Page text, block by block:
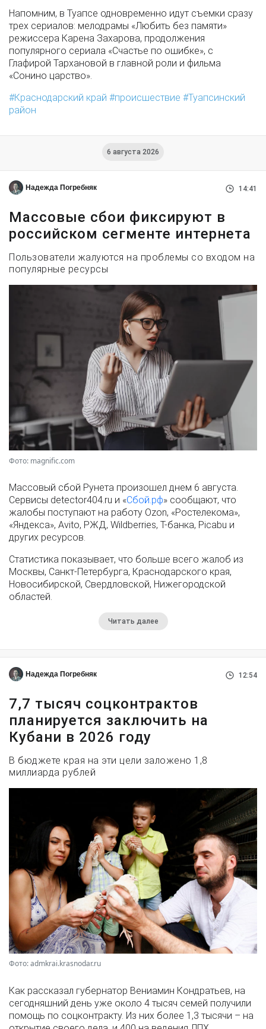
Напомним, в Туапсе одновременно идут съемки сразу
трех сериалов: мелодрамы «Любить без памяти»
режиссера Карена Захарова, продолжения
популярного сериала «Счастье по ошибке», с
Глафирой Тархановой в главной роли и фильма
«Сонино царство».
Краснодарский край
происшествие
Туапсинский
район
6 августа 2026
Надежда Погребняк 14:41
Массовые сбои фиксируют в
российском сегменте интернета
Пользователи жалуются на проблемы со входом на
популярные ресурсы
Фото: magnific.com
Массовый сбой Рунета произошел днем 6 августа.
Сервисы detector404.ru и «Сбой.рф» сообщают, что
жалобы поступают на работу Ozon, «Ростелекома»,
«Яндекса», Avito, РЖД, Wildberries, Т-банка, Picabu и
других ресурсов.
Статистика показывает, что больше всего жалоб из
Москвы, Санкт-Петербурга, Краснодарского края,
Новосибирской, Свердловской, Нижегородской
областей.
Читать далее
Надежда Погребняк 12:54
7,7 тысяч соцконтрактов
планируется заключить на
Кубани в 2026 году
В бюджете края на эти цели заложено 1,8
миллиарда рублей
Фото: admkrai.krasnodar.ru
Как рассказал губернатор Вениамин Кондратьев, на
сегодняшний день уже около 4 тысяч семей получили
помощь по соцконтракту. Из них более 1,3 тысячи – на